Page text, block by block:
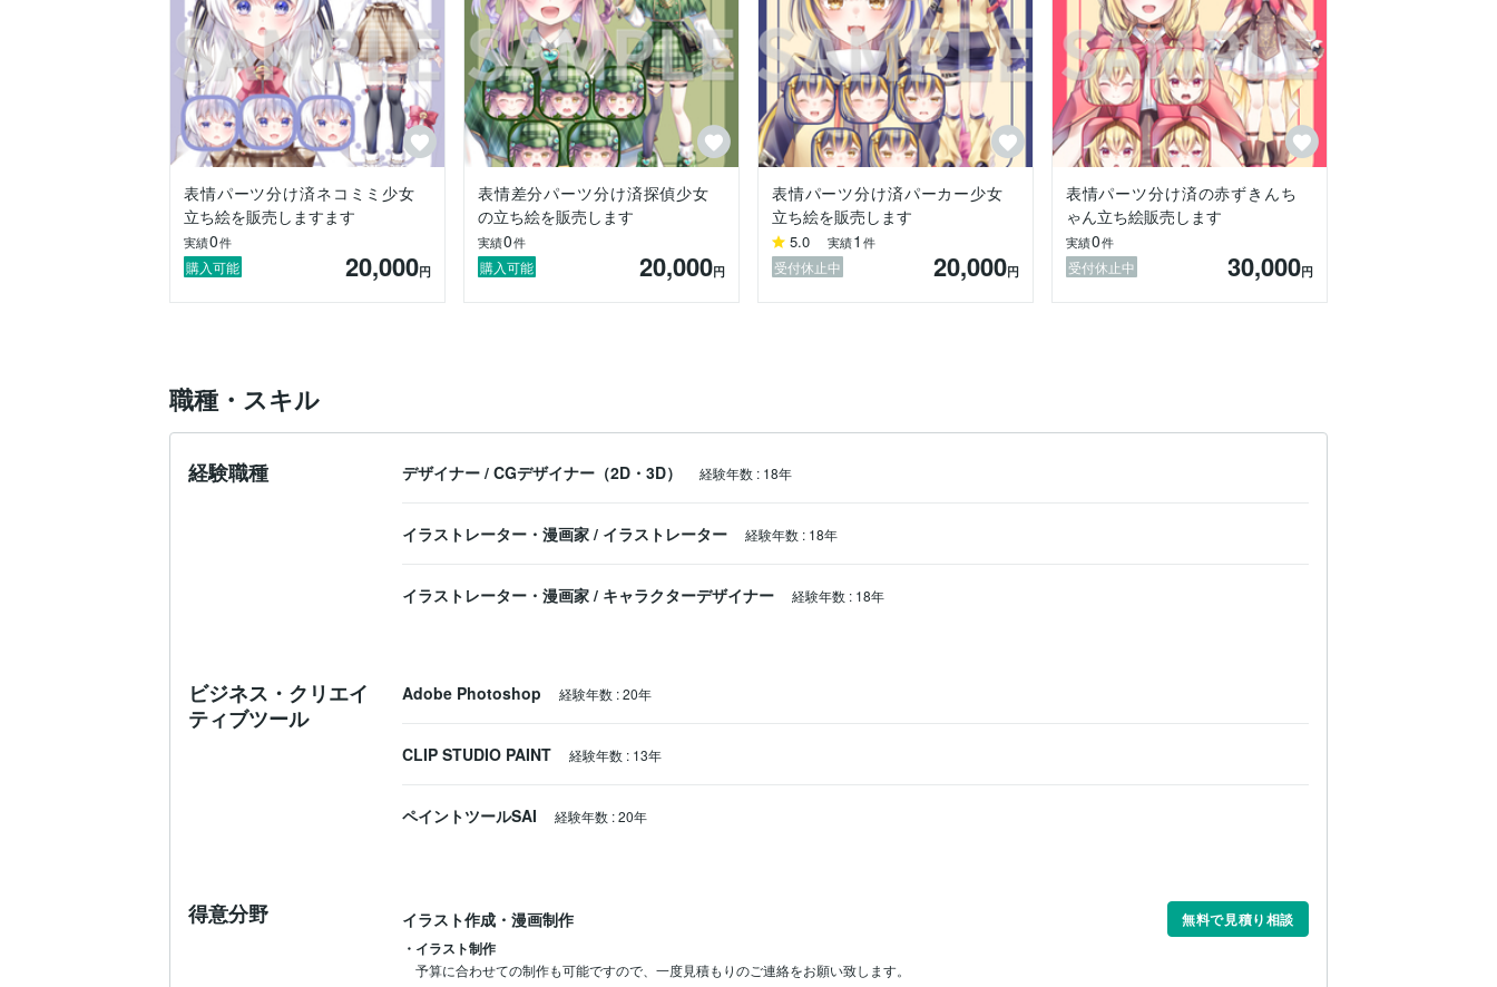
表情パーツ分け済ネコミミ少女
立ち絵を販売しますます
実績0件
購入可能 20,000円
表情差分パーツ分け済探偵少女
の立ち絵を販売します
実績0件
購入可能 20,000円
表情パーツ分け済パーカー少女
立ち絵を販売します
5.0 実績1 件
受付休止中 20,000円
表情パーツ分け済の赤ずきんち
ゃん立ち絵販売します
実績0件
受付休止中 30,000円
職種・スキル
経験職種 デザイナー / CGデザイナー（2D・3D） 経験年数 : 18年
イラストレーター・漫画家 / イラストレーター 経験年数 : 18年
イラストレーター・漫画家 / キャラクターデザイナー 経験年数 : 18年
ビジネス・クリエイ
ティブツール
Adobe Photoshop 経験年数 :20年
CLIP STUDIO PAINT 経験年数 : 13年
ペイントツールSAI 経験年数 :20年
得意分野 イラスト作成・漫画制作
無料で見積り相談
・イラスト制作
予算に合わせての制作も可能ですので、一度見積もりのご連絡をお願い致します。